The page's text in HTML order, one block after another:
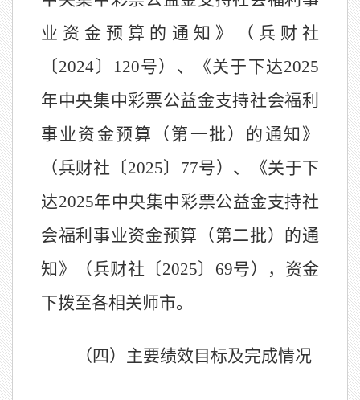
业资金预算的通知》（兵财社
〔2024〕 120号） 、 《关于下达2025
年中央集中彩票公益金支持社会福利
事业资金预算（第一批）的通知》
（兵财社〔2025〕 77号） 、
《关于下
达2025年中央集中彩票公益金支持社
会福利事业资金预算（第二批）的通
知》（兵财社〔2025〕 69号）
，资金
下拨至各相关师市。
（四）主要绩效目标及完成情况